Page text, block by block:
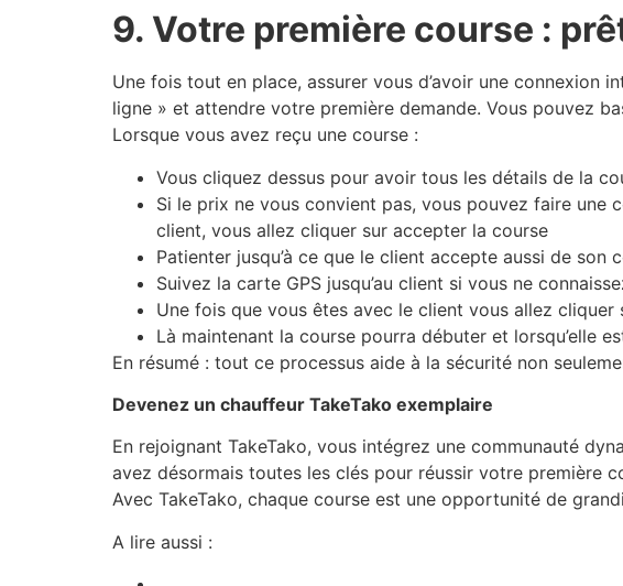
9. Votre première course :
Une fois tout en place, assurer vous d’avoir une connexion
ligne » et attendre votre première demande. Vous pouvez
Lorsque vous avez reçu une course :
Vous cliquez dessus pour avoir tous les détails de la
Si le prix ne vous convient pas, vous pouvez faire
client, vous allez cliquer sur accepter la course
Patienter jusqu’à ce que le client accepte aussi de son
Suivez la carte GPS jusqu’au client si vous ne
Une fois que vous êtes avec le client vous allez
Là maintenant la course pourra débuter et lorsqu’elle
En résumé : tout ce processus aide à la sécurité non
Devenez un chauffeur TakeTako exemplaire
En rejoignant TakeTako, vous intégrez une communauté
avez désormais toutes les clés pour réussir votre première
Avec TakeTako, chaque course est une opportunité de
A lire aussi :